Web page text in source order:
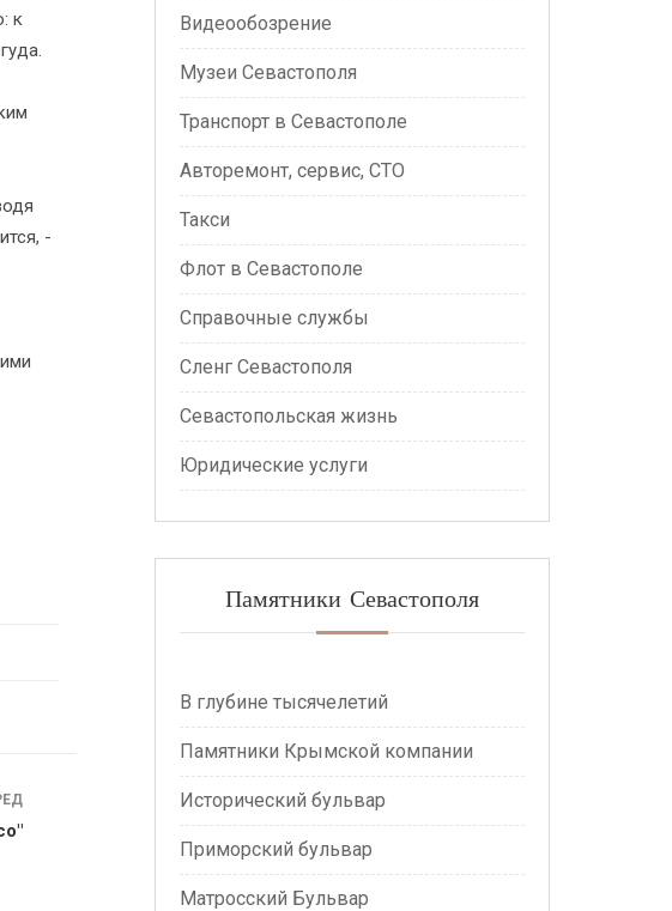
к
-
Видеообозрение
Музеи Севастополя
Транспорт в Севастополе
Авторемонт, сервис, СТО
Такси
Флот в Севастополе
Справочные службы
Сленг Севастополя
Севастопольская жизнь
Юридические услуги
Памятники Севастополя
В глубине тысячелетий
Памятники Крымской компании
Исторический бульвар
Приморский бульвар
Матросский Бульвар